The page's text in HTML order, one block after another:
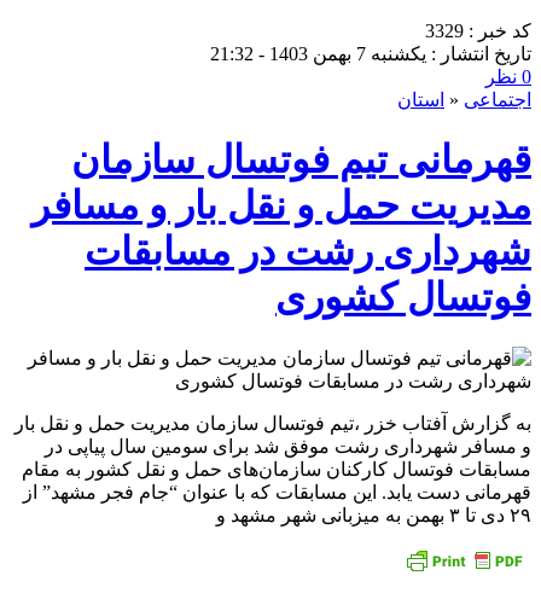
کد خبر : 3329
تاریخ انتشار : یکشنبه 7 بهمن 1403 - 21:32
0 نظر
اجتماعی « استان
قهرمانی تیم فوتسال سازمان
مدیریت حمل و نقل بار و مسافر
شهرداری رشت در مسابقات
فوتسال کشوری
به گزارش آفتاب خزر ،تیم فوتسال سازمان مدیریت حمل و نقل بار
و مسافر شهرداری رشت موفق شد برای سومین سال پیاپی در
مسابقات فوتسال کارکنان سازمان‌های حمل و نقل کشور به مقام
قهرمانی دست یابد. این مسابقات که با عنوان “جام فجر مشهد” از
۲۹ دی تا ۳ بهمن به میزبانی شهر مشهد و